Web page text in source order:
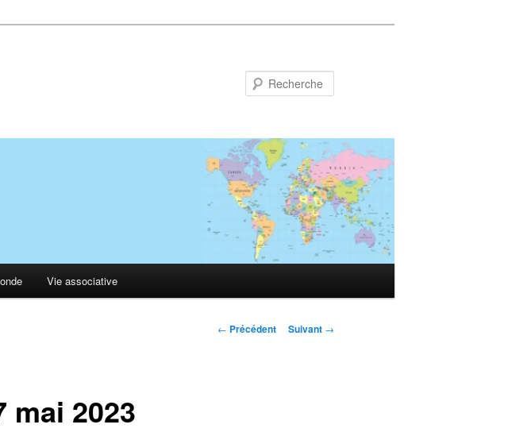
Vie associative
Navigation
← Précédent Suivant →
mai 2023